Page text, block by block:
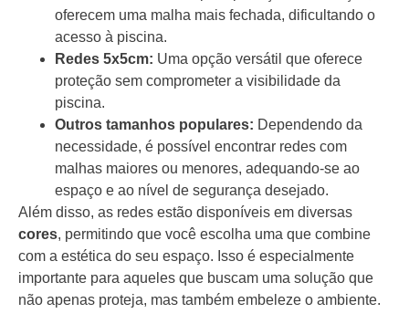
oferecem uma malha mais fechada, dificultando o
acesso à piscina.
Redes 5x5cm: Uma opção versátil que oferece
proteção sem comprometer a visibilidade da
piscina.
Outros tamanhos populares: Dependendo da
necessidade, é possível encontrar redes com
malhas maiores ou menores, adequando-se ao
espaço e ao nível de segurança desejado.
Além disso, as redes estão disponíveis em diversas
cores, permitindo que você escolha uma que combine
com a estética do seu espaço. Isso é especialmente
importante para aqueles que buscam uma solução que
não apenas proteja, mas também embeleze o ambiente.